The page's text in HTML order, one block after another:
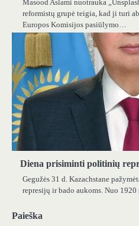
Masood Aslami nuotrauka
reformistų grupė teigia, kad ji turi
Europos Komisijos pasiūlymo…
Diena prisiminti politinių
Gegužės 31 d. Kazachstane
represijų ir bado aukoms. Nuo
Paieška